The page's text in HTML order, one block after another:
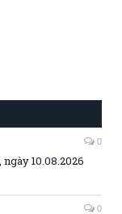
0
10.08.2026
0